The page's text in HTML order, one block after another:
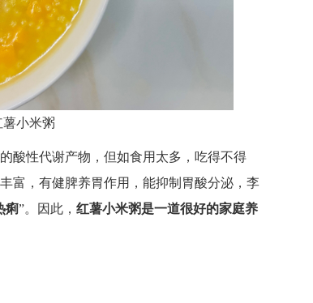
小米粥
酸性代谢产物，但如食用太多，吃得不得
富，有健脾养胃作用，能抑制胃酸分泌，李
痢”。因此， 红薯小米粥是一道很好的家庭养